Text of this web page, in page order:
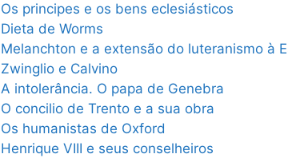
Os principes e os bens eclesiásticos
Dieta de Worms
Melanchton e a extensão do luteranismo à
Zwinglio e Calvino
A intolerância. O papa de Genebra
O concilio de Trento e a sua obra
Os humanistas de Oxford
Henrique VIII e seus conselheiros